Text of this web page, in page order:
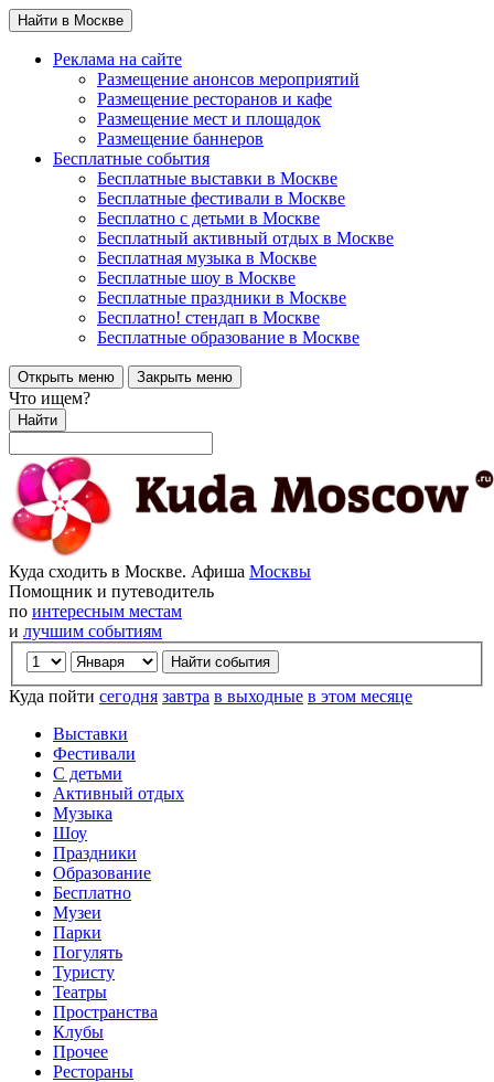
Найти в Москве
Реклама на сайте
Размещение анонсов мероприятий
Размещение ресторанов и кафе
Размещение мест и площадок
Размещение баннеров
Бесплатные события
Бесплатные выставки в Москве
Бесплатные фестивали в Москве
Бесплатно с детьми в Москве
Бесплатный активный отдых в Москве
Бесплатная музыка в Москве
Бесплатные шоу в Москве
Бесплатные праздники в Москве
Бесплатно! стендап в Москве
Бесплатные образование в Москве
Открыть меню Закрыть меню
Что ищем?
Найти
Куда сходить в Москве. Афиша Москвы
Помощник и путеводитель
по интересным местам
и лучшим событиям
Куда пойти сегодня завтра в выходные в этом месяце
Выставки
Фестивали
С детьми
Активный отдых
Музыка
Шоу
Праздники
Образование
Бесплатно
Музеи
Парки
Погулять
Туристу
Театры
Пространства
Клубы
Прочее
Рестораны